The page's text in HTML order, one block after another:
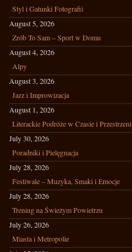
Styl i Gatunki Fotografii
August 5, 2026
Zrób To Sam – Sport w Domu
August 4, 2026
Alpy
August 3, 2026
Jazz i Improwizacja
August 1, 2026
Literackie Podróże w Czasie i Przestrzeni
July 30, 2026
Poradniki i Pielęgnacja
July 28, 2026
Festiwale – Muzyka, Smaki i Emocje
July 28, 2026
Trening na Świeżym Powietrzu
July 26, 2026
Miasta i Metropolie